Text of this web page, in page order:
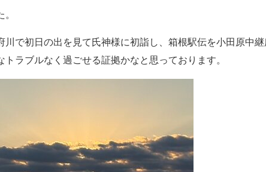
で初日の出を見て氏神様に初詣し、箱根駅伝を小田原中
ラブルなく過ごせる証拠かなと思っております。